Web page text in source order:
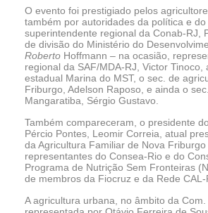
O evento foi prestigiado pelos
também por autoridades da política e
superintendente regional da Conab-RJ,
de divisão do Ministério do
Roberto Hoffmann – na ocasião,
regional da SAF/MDA-RJ, Victor Tinoco,
estadual Marina do MST, o sec. de
Friburgo, Adelson Raposo, e ainda o
Mangaratiba, Sérgio Gustavo.
Também compareceram, o presidente
Pércio Pontes, Leomir Correia, atual
da Agricultura Familiar de Nova Friburgo
representantes do Consea-Rio e do
Programa de Nutrição Sem Fronteiras
de membros da Fiocruz e da Rede CAL-
A agricultura urbana, no âmbito da